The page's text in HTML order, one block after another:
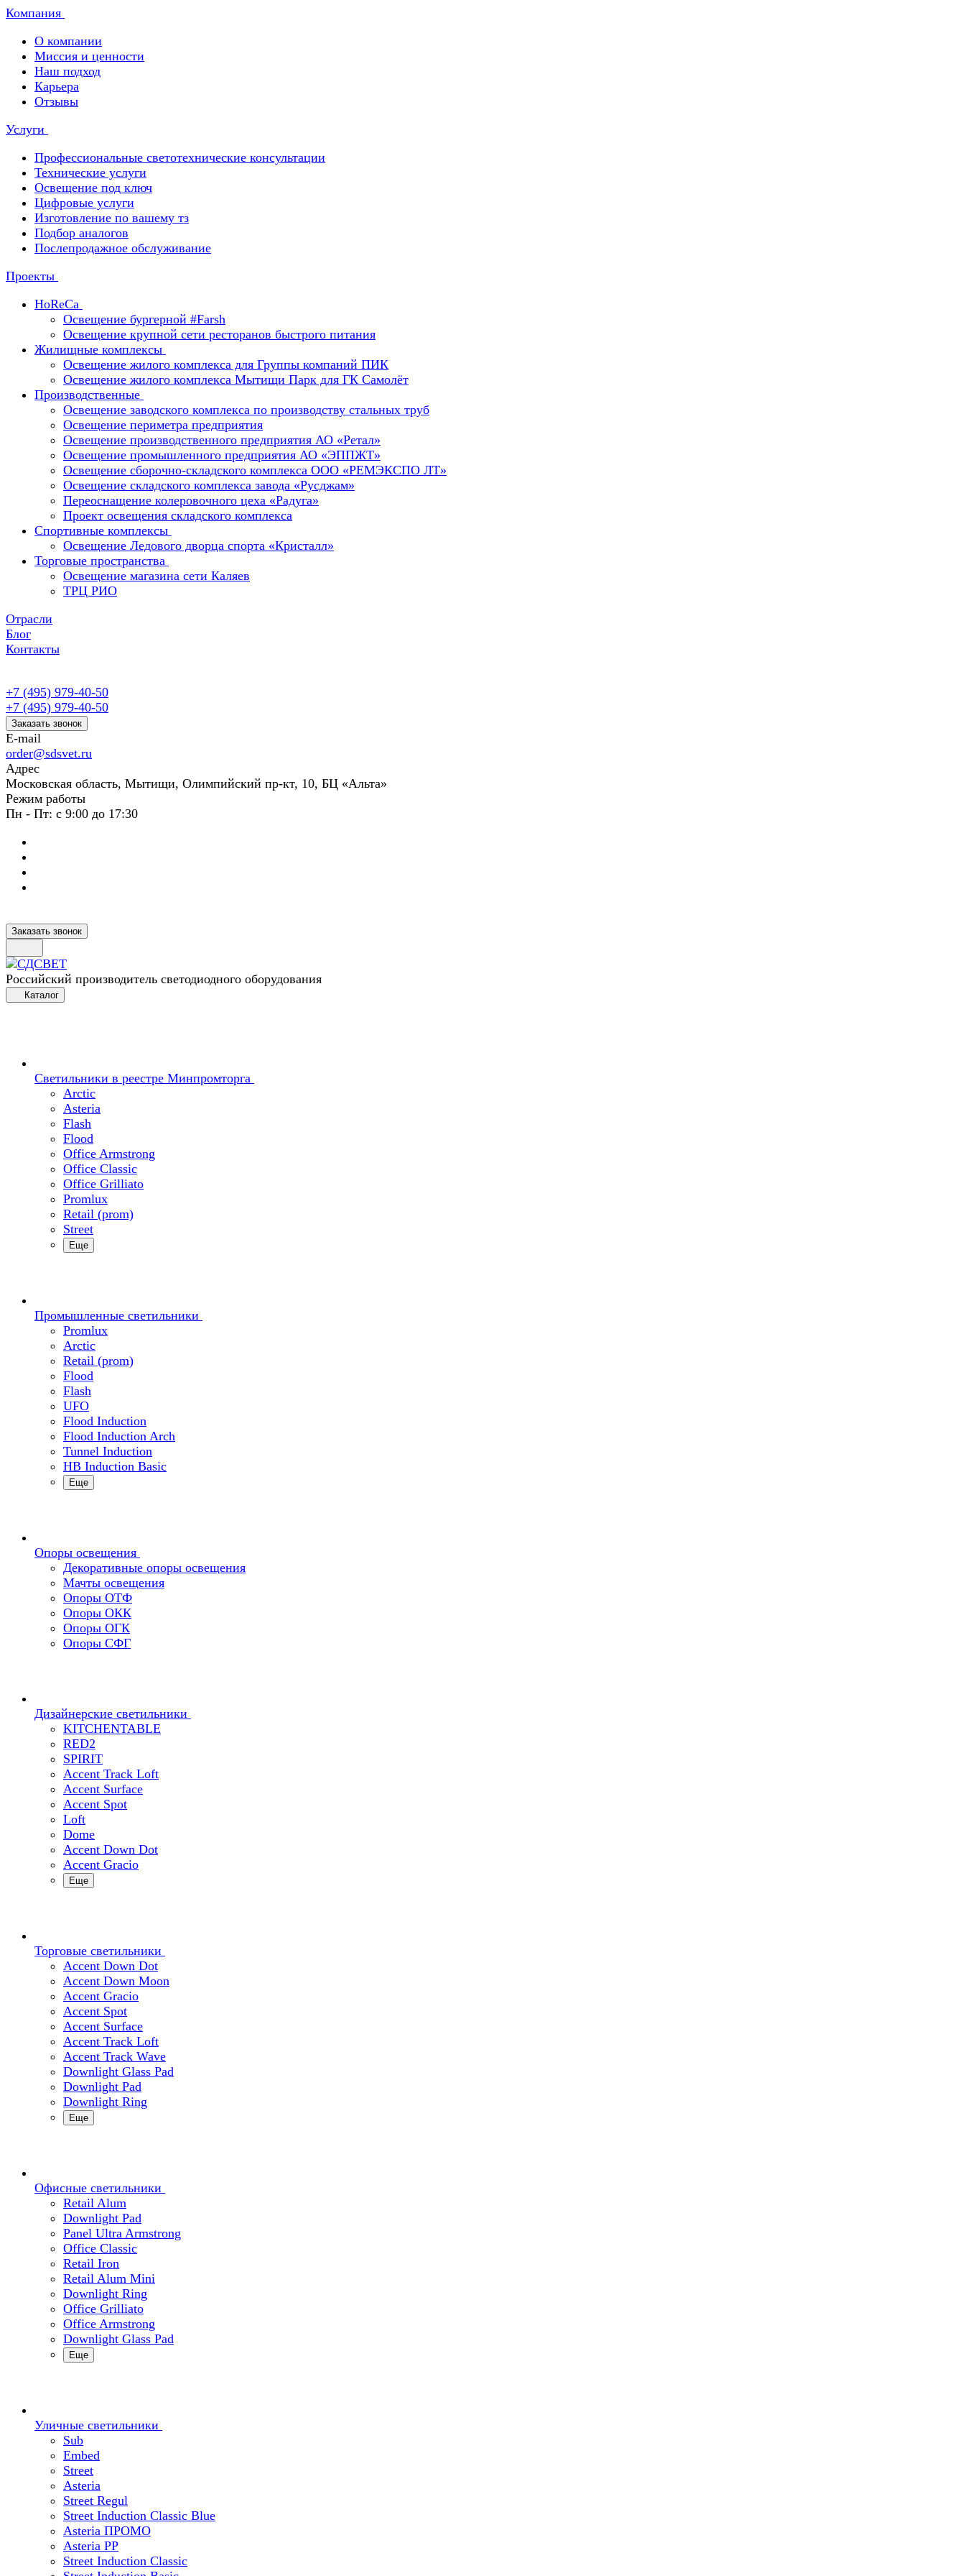
Компания
О компании
Миссия и ценности
Наш подход
Карьера
Отзывы
Услуги
Профессиональные светотехнические консультации
Технические услуги
Освещение под ключ
Цифровые услуги
Изготовление по вашему тз
Подбор аналогов
Послепродажное обслуживание
Проекты
HoReCa
Освещение бургерной #Farsh
Освещение крупной сети ресторанов быстрого питания
Жилищные комплексы
Освещение жилого комплекса для Группы компаний ПИК
Освещение жилого комплекса Мытищи Парк для ГК Самолёт
Производственные
Освещение заводского комплекса по производству стальных труб
Освещение периметра предприятия
Освещение производственного предприятия АО «Ретал»
Освещение промышленного предприятия АО «ЭППЖТ»
Освещение сборочно-складского комплекса ООО «РЕМЭКСПО ЛТ»
Освещение складского комплекса завода «Русджам»
Переоснащение колеровочного цеха «Радуга»
Проект освещения складского комплекса
Спортивные комплексы
Освещение Ледового дворца спорта «Кристалл»
Торговые пространства
Освещение магазина сети Каляев
ТРЦ РИО
Отрасли
Блог
Контакты
+7 (495) 979-40-50
+7 (495) 979-40-50
Заказать звонок
E-mail
order@sdsvet.ru
Адрес
Московская область, Мытищи, Олимпийский пр-кт, 10, БЦ «Альта»
Режим работы
Пн - Пт: с 9:00 до 17:30
Заказать звонок
Российский производитель светодиодного оборудования
Каталог
Светильники в реестре Минпромторга
Arctic
Asteria
Flash
Flood
Office Armstrong
Office Classic
Office Grilliato
Promlux
Retail (prom)
Street
Еще
Промышленные светильники
Promlux
Arctic
Retail (prom)
Flood
Flash
UFO
Flood Induction
Flood Induction Arch
Tunnel Induction
HB Induction Basic
Еще
Опоры освещения
Декоративные опоры освещения
Мачты освещения
Опоры ОТФ
Опоры ОКК
Опоры ОГК
Опоры СФГ
Дизайнерские светильники
KITCHENTABLE
RED2
SPIRIT
Accent Track Loft
Accent Surface
Accent Spot
Loft
Dome
Accent Down Dot
Accent Gracio
Еще
Торговые светильники
Accent Down Dot
Accent Down Moon
Accent Gracio
Accent Spot
Accent Surface
Accent Track Loft
Accent Track Wave
Downlight Glass Pad
Downlight Pad
Downlight Ring
Еще
Офисные светильники
Retail Alum
Downlight Pad
Panel Ultra Armstrong
Office Classic
Retail Iron
Retail Alum Mini
Downlight Ring
Office Grilliato
Office Armstrong
Downlight Glass Pad
Еще
Уличные светильники
Sub
Embed
Street
Asteria
Street Regul
Street Induction Classic Blue
Asteria ПРОМО
Asteria PP
Street Induction Classic